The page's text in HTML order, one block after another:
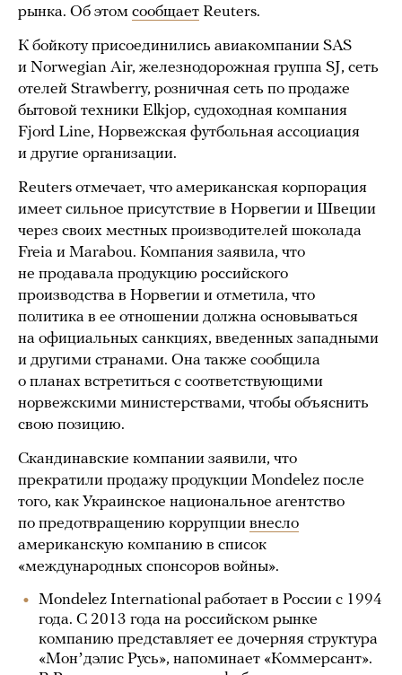
рынка. Об этом сообщает Reuters.
К бойкоту присоединились авиакомпании SAS
и Norwegian Air, железнодорожная группа SJ, сеть
отелей Strawberry, розничная сеть по продаже
бытовой техники Elkjop, судоходная компания
Fjord Line, Норвежская футбольная ассоциация
и другие организации.
Reuters отмечает, что американская корпорация
имеет сильное присутствие в Норвегии и Швеции
через своих местных производителей шоколада
Freia и Marabou. Компания заявила, что
не продавала продукцию российского
производства в Норвегии и отметила, что
политика в ее отношении должна основываться
на официальных санкциях, введенных западными
и другими странами. Она также сообщила
о планах встретиться с соответствующими
норвежскими министерствами, чтобы объяснить
свою позицию.
Скандинавские компании заявили, что
прекратили продажу продукции Mondelez после
того, как Украинское национальное агентство
по предотвращению коррупции внесло
американскую компанию в список
«международных спонсоров войны».
Mondelez International работает в России с 1994
года. С 2013 года на российском рынке
компанию представляет ее дочерняя структура
«Монʼдэлис Русь», напоминает «Коммерсант».